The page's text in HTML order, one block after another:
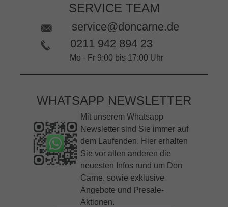
SERVICE TEAM
service@doncarne.de
0211 942 894 23
Mo - Fr 9:00 bis 17:00 Uhr
WHATSAPP NEWSLETTER
Mit unserem Whatsapp
Newsletter sind Sie immer auf
dem Laufenden. Hier erhalten
Sie vor allen anderen die
neuesten Infos rund um Don
Carne, sowie exklusive
Angebote und Presale-
Aktionen.